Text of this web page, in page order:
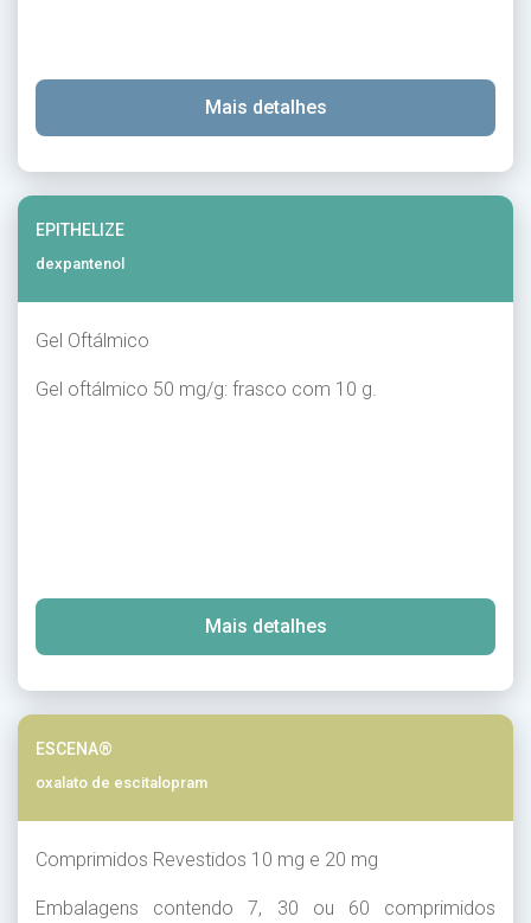
Mais detalhes
EPITHELIZE
dexpantenol
Gel Oftálmico
Gel oftálmico 50 mg/g: frasco com 10 g.
Mais detalhes
ESCENA®
oxalato de escitalopram
Comprimidos Revestidos 10 mg e 20 mg
Embalagens contendo 7, 30 ou 60 comprimidos